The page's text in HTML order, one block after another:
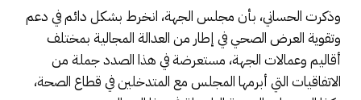
وذكرت الحساني، بأن مجلس الجهة، انخرط بشكل دائم في دعم
وتقوية العرض الصحي في إطار من العدالة المجالية بمختلف
أقاليم وعمالات الجهة، مستعرضة في هذا الصدد جملة من
الاتفاقيات التي أبرمها المجلس مع المتدخلين في قطاع الصحة،